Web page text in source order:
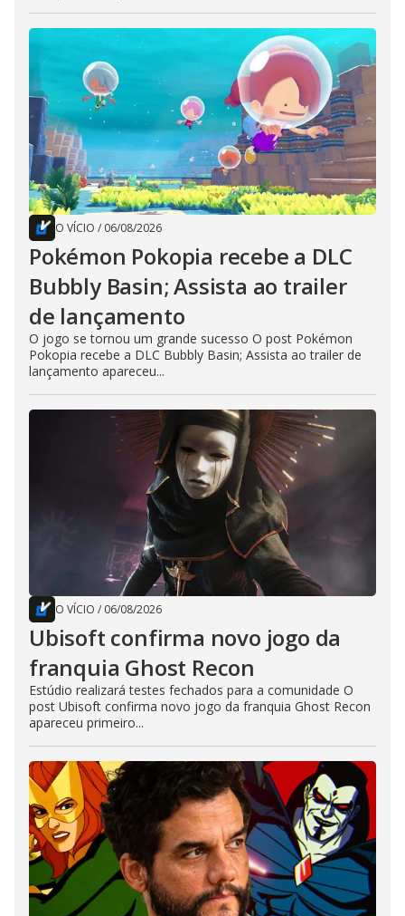
O VÍCIO / 06/08/2026
Pokémon Pokopia recebe a DLC
Bubbly Basin; Assista ao trailer
de lançamento
O jogo se tornou um grande sucesso O post Pokémon
Pokopia recebe a DLC Bubbly Basin; Assista ao trailer de
lançamento apareceu...
O VÍCIO / 06/08/2026
Ubisoft confirma novo jogo da
franquia Ghost Recon
Estúdio realizará testes fechados para a comunidade O
post Ubisoft confirma novo jogo da franquia Ghost Recon
apareceu primeiro...